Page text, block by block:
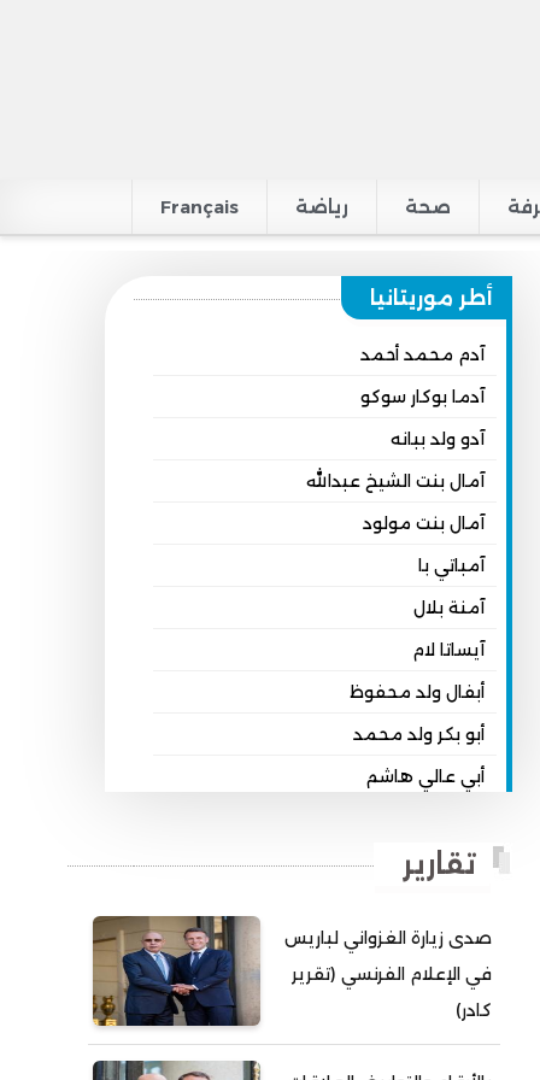
صحة رياضة Français
أطر موريتانيا
آدم محمد أحمد
آدما بوكار سوكو
آدو ولد ببانه
آمال بنت الشيخ عبدالله
آمال بنت مولود
آمباتي با
آمنة بلال
آيساتا لام
أبفال ولد محفوظ
أبو بكر ولد محمد
أبي عالي هاشم
أحمد بداه
أحمد زيدان ولد محمد محمود
أحمد سالم بكار
أحمد سالم ولد بده
تقارير
صدى زيارة الغزواني لباريس
في الإعلام الفرنسي (تقرير
كادر)